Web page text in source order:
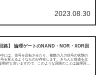
2023.08.30
路】 論理ゲートのNAND・NOR・XOR回
には、信号を反転させたり、複数の入力信号の状態の
を変えるようなものが存在します。きちんと筋道を立
的”と言いますので、このような回路のことは論理回路
んな論理回路の種類や実際の構成について、わかりや